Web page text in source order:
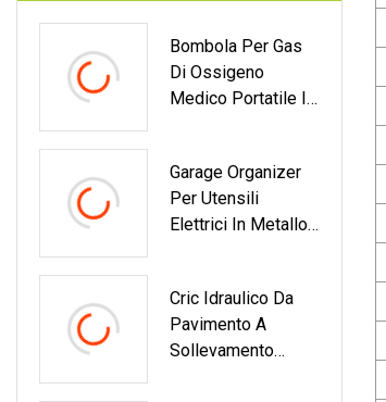
Bombola Per Gas
Di Ossigeno
Medico Portatile In
Certificato ISO
Tped Da 10 Litri
Garage Organizer
Per Utensili
Elettrici In Metallo
4 Trapani E Altri
Contenitori Per
Utensili
Cric Idraulico Da
Pavimento A
Sollevamento